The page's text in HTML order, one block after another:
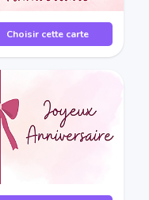
Choisir cette carte